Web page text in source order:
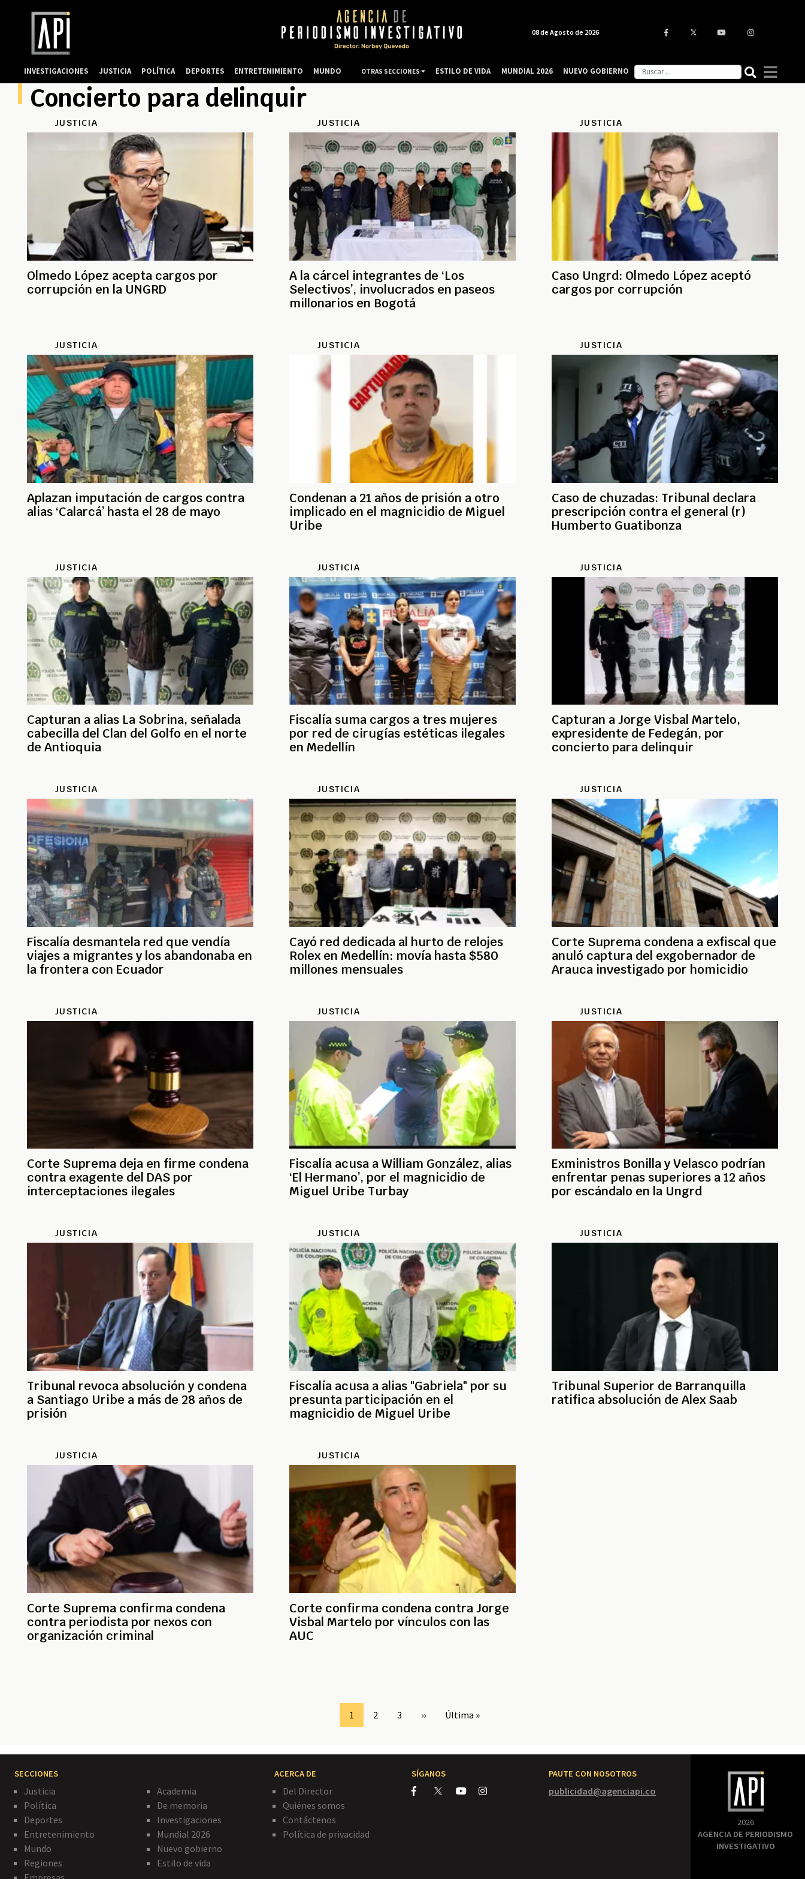
Concierto para delinquir
JUSTICIA
Olmedo López acepta cargos por
corrupción en la UNGRD
JUSTICIA
A la cárcel integrantes de ‘Los
Selectivos’, involucrados en paseos
millonarios en Bogotá
JUSTICIA
Caso Ungrd: Olmedo López aceptó
cargos por corrupción
JUSTICIA
Aplazan imputación de cargos contra
alias ‘Calarcá’ hasta el 28 de mayo
JUSTICIA
Condenan a 21 años de prisión a otro
implicado en el magnicidio de Miguel
Uribe
JUSTICIA
Caso de chuzadas: Tribunal declara
prescripción contra el general (r)
Humberto Guatibonza
JUSTICIA
Capturan a alias La Sobrina, señalada
cabecilla del Clan del Golfo en el norte
de Antioquia
JUSTICIA
Fiscalía suma cargos a tres mujeres
por red de cirugías estéticas ilegales
en Medellín
JUSTICIA
Capturan a Jorge Visbal Martelo,
expresidente de Fedegán, por
concierto para delinquir
JUSTICIA
Fiscalía desmantela red que vendía
viajes a migrantes y los abandonaba en
la frontera con Ecuador
JUSTICIA
Cayó red dedicada al hurto de relojes
Rolex en Medellín: movía hasta $580
millones mensuales
JUSTICIA
Corte Suprema condena a exfiscal que
anuló captura del exgobernador de
Arauca investigado por homicidio
JUSTICIA
Corte Suprema deja en firme condena
contra exagente del DAS por
interceptaciones ilegales
JUSTICIA
Fiscalía acusa a William González, alias
‘El Hermano’, por el magnicidio de
Miguel Uribe Turbay
JUSTICIA
Exministros Bonilla y Velasco podrían
enfrentar penas superiores a 12 años
por escándalo en la Ungrd
JUSTICIA
Tribunal revoca absolución y condena
a Santiago Uribe a más de 28 años de
prisión
JUSTICIA
Fiscalía acusa a alias "Gabriela" por su
presunta participación en el
magnicidio de Miguel Uribe
JUSTICIA
Tribunal Superior de Barranquilla
ratifica absolución de Alex Saab
JUSTICIA
Corte Suprema confirma condena
contra periodista por nexos con
organización criminal
JUSTICIA
Corte confirma condena contra Jorge
Visbal Martelo por vínculos con las
AUC
Page
1 Page
2 Page
3
Siguiente
››
Última
Última »
SECCIONES
Justicia
Política
Deportes
Entretenimiento
Mundo
Regiones
Academia
De memoria
Investigaciones
Mundial 2026
Nuevo gobierno
Estilo de vida
ACERCA DE
Del Director
Quiénes somos
Contáctenos
Política de privacidad
SÍGANOS PAUTE CON NOSOTROS
publicidad@agenciapi.co
2026
AGENCIA DE PERIODISMO
INVESTIGATIVO
08 de Agosto de 2026
INVESTIGACIONES JUSTICIA POLÍTICA DEPORTES ENTRETENIMIENTO MUNDO OTRAS SECCIONES ESTILO DE VIDA MUNDIAL 2026 NUEVO GOBIERNO